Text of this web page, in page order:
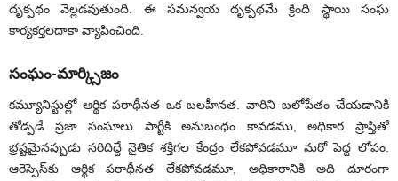
దృక్పథం వెల్లడవుతుంది. ఈ సమన్వయ దృక్పథమే క్రింది స్థాయి సంఘ
కార్యకర్తలదాకా వ్యాపించింది.
సంఘం-మార్క్సిజం
కమ్యూనిస్టుల్లో ఆర్థిక పరాధీనత ఒక బలహీనత. వారిని బలోపేతం చేయడానికి
తోడ్పడే ప్రజా సంఘాలు పార్టీకి అనుబంధం కావడము, అధికార ప్రాప్తితో
భ్రష్టమైనప్పుడు సరిదిద్దే నైతిక శక్తిగల కేంద్రం లేకపోవడమూ మరో పెద్ద లోపం.
ఆరెస్సెస్‌కు ఆర్థిక పరాధీనత లేకపోవడమూ, అధికారానికి అది దూరంగా